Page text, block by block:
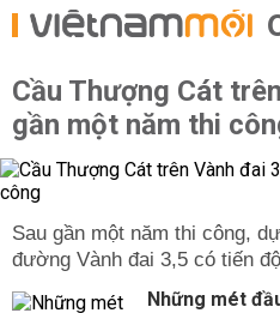
Cầu Thượng Cát
gần một năm thi
Sau gần một năm thi công,
đường Vành đai 3,5 có tiến
Những mét